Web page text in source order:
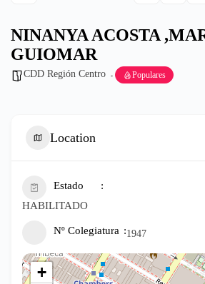
NINANYA ACOSTA
GUIOMAR
CDD Región Centro Populares
Location
Estado
HABILITADO
Nº Colegiatura 1947
+